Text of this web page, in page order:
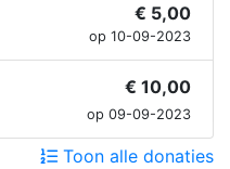
€ 5,00
op 10-09-2023
€ 10,00
op 09-09-2023
Toon alle donaties